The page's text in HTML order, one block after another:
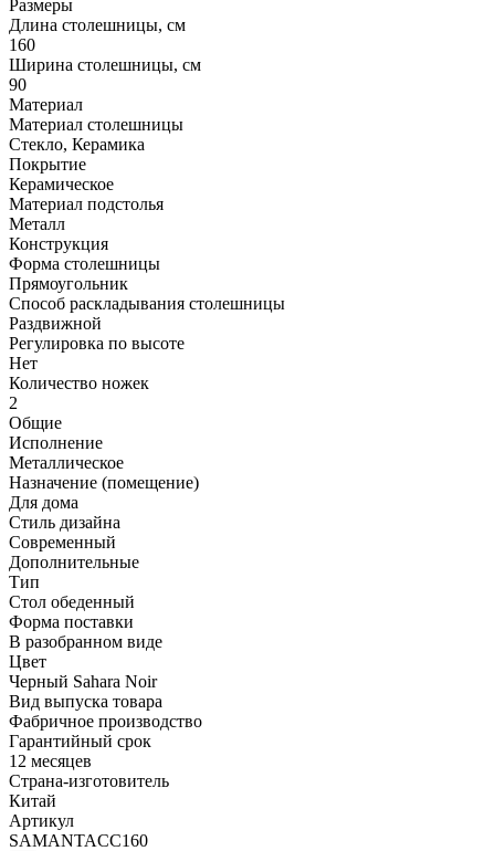
Размеры
Длина столешницы, см
160
Ширина столешницы, см
90
Материал
Материал столешницы
Стекло, Керамика
Покрытие
Керамическое
Материал подстолья
Металл
Конструкция
Форма столешницы
Прямоугольник
Способ раскладывания столешницы
Раздвижной
Регулировка по высоте
Нет
Количество ножек
2
Общие
Исполнение
Металлическое
Назначение (помещение)
Для дома
Стиль дизайна
Современный
Дополнительные
Тип
Стол обеденный
Форма поставки
В разобранном виде
Цвет
Черный Sahara Noir
Вид выпуска товара
Фабричное производство
Гарантийный срок
12 месяцев
Страна-изготовитель
Китай
Артикул
SAMANTACC160